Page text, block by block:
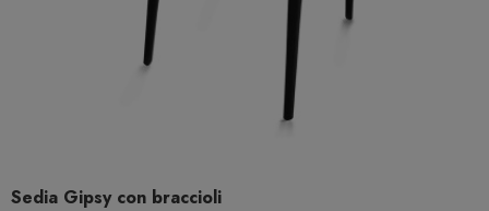
Sedia Gipsy con braccioli